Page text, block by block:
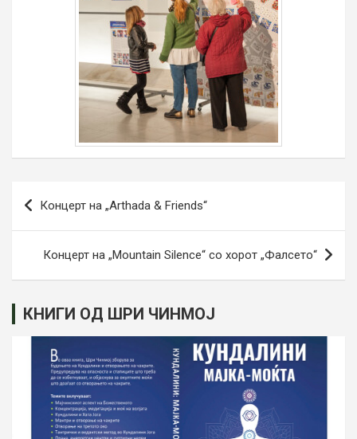
Post
navigation
Концерт на „Arthada & Friends“
Концерт на „Mountain Silence“ со хорот „Фалсето“
КНИГИ ОД ШРИ ЧИНМОЈ